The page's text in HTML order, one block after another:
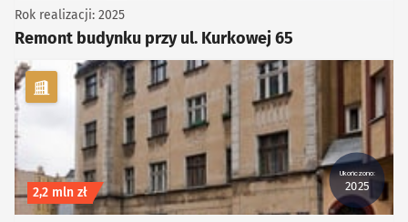
Remont budynku przy ul. Kurkowej 65
Rok realizacji: 2025
kategoria Infrastruktura
Ukończono:
2025
Koszt inwestycji
2,2 mln zł